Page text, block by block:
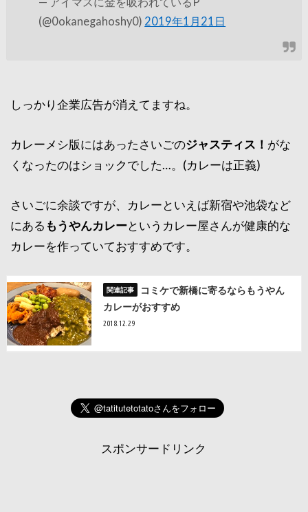
(@0okanegahoshy0) 2019年1月21日
しっかり企業広告が消えてますね。
カレーメシ版にはあったさいごのジャスティス！ がな
くなったのはショックでした…。(カレーは正義)
さいごに余談ですが、カレーといえば新宿や池袋など
にある もうやんカレーというカレー屋さんが健康的な
カレーを作っていておすすめです。
コミケで新橋に寄るならもうやん
カレーがおすすめ
2018.12.29
スポンサードリンク